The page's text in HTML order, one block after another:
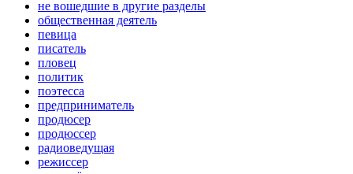
не вошедшие в другие разделы
общественная деятель
певица
писатель
пловец
политик
поэтесса
предприниматель
продюсер
продюссер
радиоведущая
режиссер